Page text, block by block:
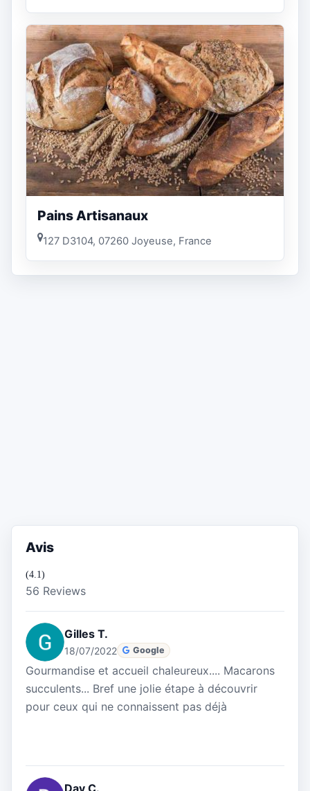
Pains Artisanaux
127 D3104, 07260 Joyeuse, France
Avis
(4.1)
56 Reviews
Gilles T.
18/07/2022 Google
Gourmandise et accueil chaleureux.... Macarons
succulents... Bref une jolie étape à découvrir
pour ceux qui ne connaissent pas déjà
Dav C.